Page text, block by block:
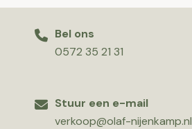
Bel ons
0572 35 21 31
Stuur een e-mail
verkoop@olaf-nijenkamp.nl